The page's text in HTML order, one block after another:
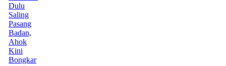
Dulu
Saling
Pasang
Badan,
Ahok
Kini
Bongkar